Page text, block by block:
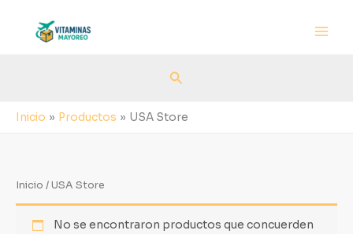
contenido
Buscar
Inicio Productos USA Store
Inicio / USA Store
No se encontraron productos que concuerden